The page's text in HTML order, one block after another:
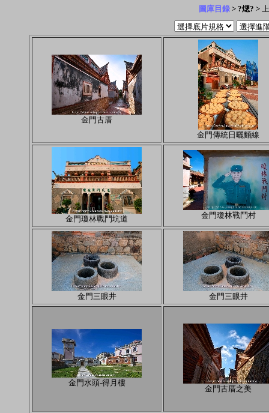
圖庫目錄> ?煾? >
金門古厝
金門傳統日曬麵線
金門瓊林戰鬥坑道 金門瓊林戰鬥村
金門三眼井 金門三眼井
金門水頭-得月樓
金門古厝之美